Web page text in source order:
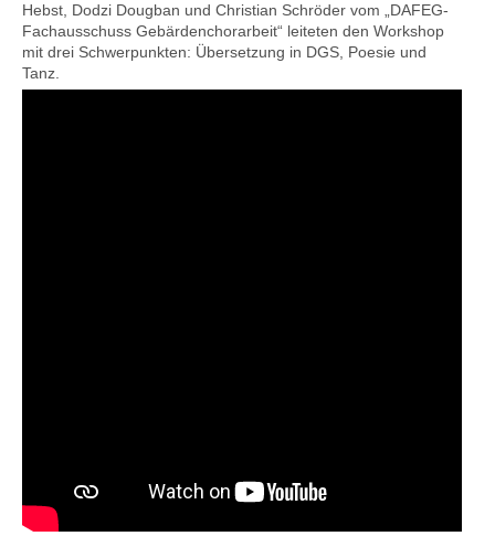
Hebst, Dodzi Dougban und Christian Schröder vom „DAFEG-
Fachausschuss Gebärdenchorarbeit“ leiteten den Workshop
mit drei Schwerpunkten: Übersetzung in DGS, Poesie und
Tanz.